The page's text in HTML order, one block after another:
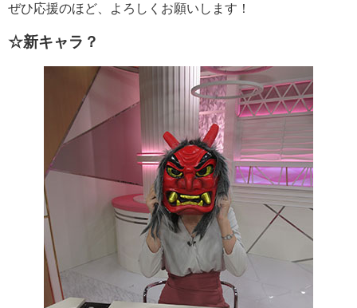
ぜひ応援のほど、よろしくお願いします！
☆新キャラ？